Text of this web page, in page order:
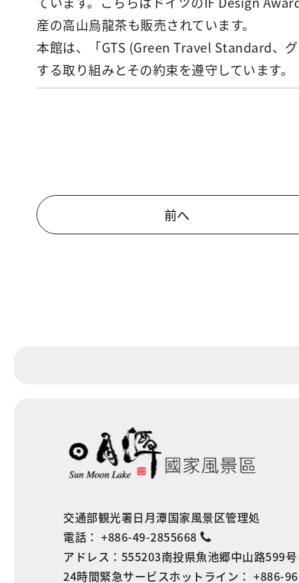
産の高山烏龍茶も販売されています。
本館は、「GTS (Green Travel Standard、
する取り組みとその約束を遵守しています。
前へ
交通部観光署日月潭国家風景区管理処
電話： +886-49-2855668
アドレス： 555203南投県魚池郷中山路599号
24時間緊急サービスホットライン： +886-